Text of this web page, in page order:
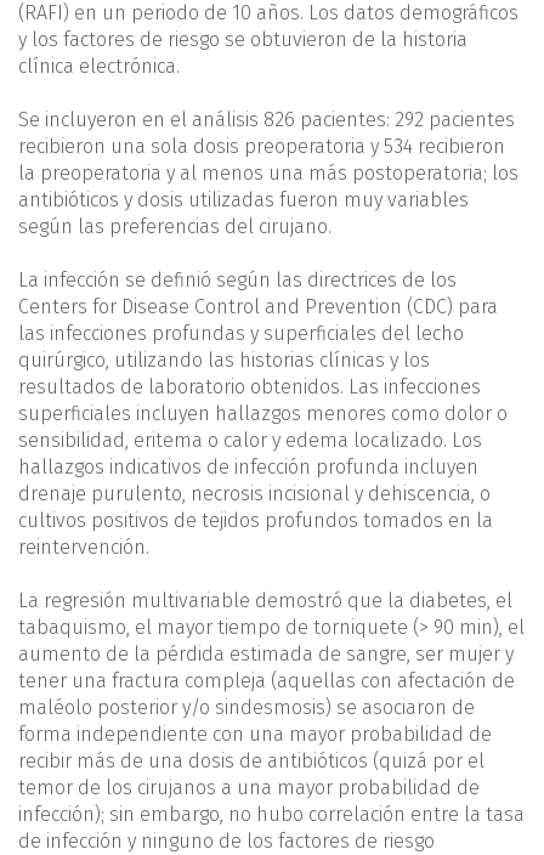
(RAFI) en un periodo de 10 años. Los datos demográficos
y los factores de riesgo se obtuvieron de la historia
clínica electrónica.
Se incluyeron en el análisis 826 pacientes: 292 pacientes
recibieron una sola dosis preoperatoria y 534 recibieron
la preoperatoria y al menos una más postoperatoria; los
antibióticos y dosis utilizadas fueron muy variables
según las preferencias del cirujano.
La infección se definió según las directrices de los
Centers for Disease Control and Prevention (CDC) para
las infecciones profundas y superficiales del lecho
quirúrgico, utilizando las historias clínicas y los
resultados de laboratorio obtenidos. Las infecciones
superficiales incluyen hallazgos menores como dolor o
sensibilidad, eritema o calor y edema localizado. Los
hallazgos indicativos de infección profunda incluyen
drenaje purulento, necrosis incisional y dehiscencia, o
cultivos positivos de tejidos profundos tomados en la
reintervención.
La regresión multivariable demostró que la diabetes, el
tabaquismo, el mayor tiempo de torniquete (> 90 min), el
aumento de la pérdida estimada de sangre, ser mujer y
tener una fractura compleja (aquellas con afectación de
maléolo posterior y/o sindesmosis) se asociaron de
forma independiente con una mayor probabilidad de
recibir más de una dosis de antibióticos (quizá por el
temor de los cirujanos a una mayor probabilidad de
infección); sin embargo, no hubo correlación entre la tasa
de infección y ninguno de los factores de riesgo